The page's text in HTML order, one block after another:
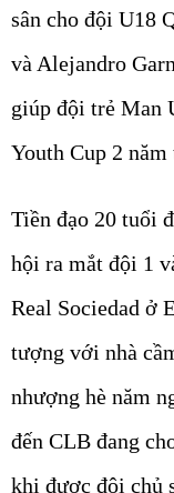
sân cho đội U18
và Alejandro
giúp đội trẻ Man
Youth Cup 2
Tiền đạo 20 tuổi
hội ra mắt đội 1
Real Sociedad ở
tượng với nhà
nhượng hè năm
đến CLB đang
khi được đội chủ